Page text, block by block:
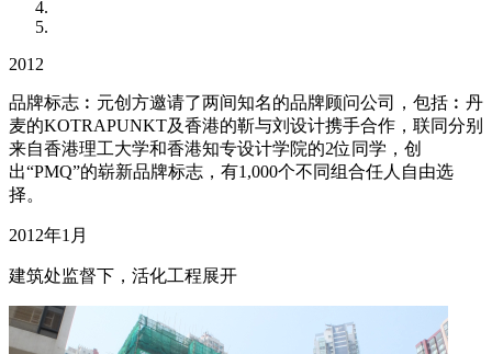
2012
品牌标志︰元创方邀请了两间知名的品牌顾问公司，包括︰丹
麦的KOTRAPUNKT及香港的靳与刘设计携手合作，联同分别
来自香港理工大学和香港知专设计学院的2位同学，创
出“PMQ”的崭新品牌标志，有1,000个不同组合任人自由选
择。
2012年1月
建筑处监督下，活化工程展开